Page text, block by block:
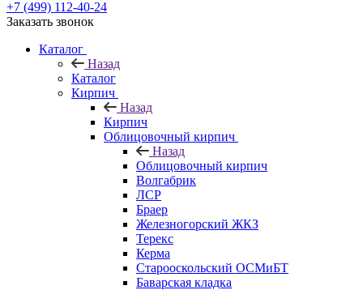
+7 (499) 112-40-24
Заказать звонок
Каталог
Назад
Каталог
Кирпич
Назад
Кирпич
Облицовочный кирпич
Назад
Облицовочный кирпич
Волгабрик
ЛСР
Браер
Железногорский ЖКЗ
Терекс
Керма
Старооскольский ОСМиБТ
Баварская кладка